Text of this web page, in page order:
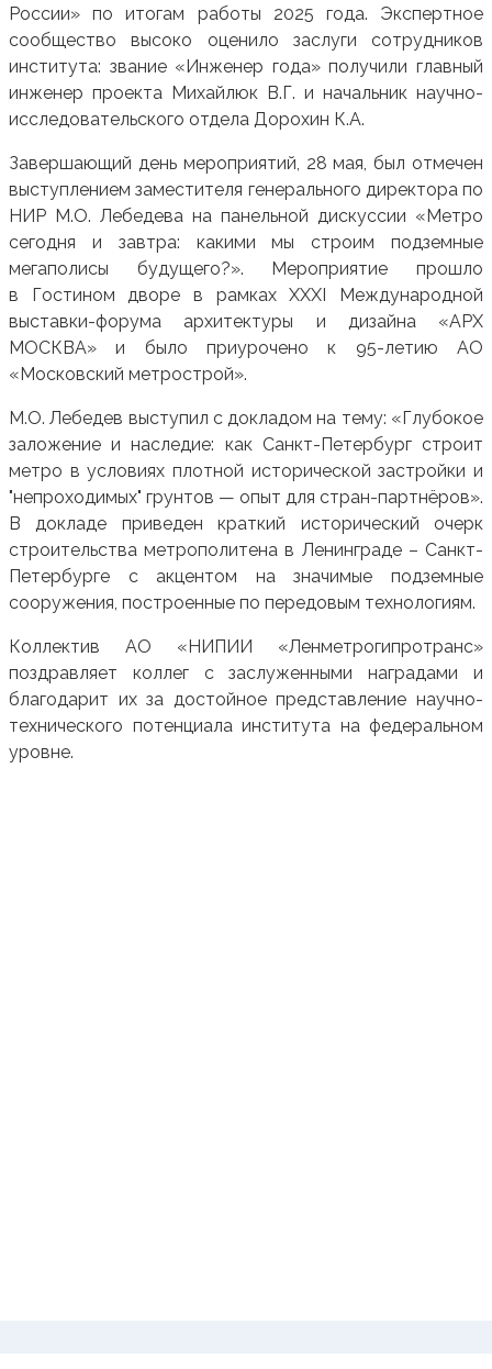
России» по итогам работы 2025 года. Экспертное
сообщество высоко оценило заслуги сотрудников
института: звание «Инженер года» получили главный
инженер проекта Михайлюк В.Г. и начальник научно-
исследовательского отдела Дорохин К.А.
Завершающий день мероприятий, 28 мая, был отмечен
выступлением заместителя генерального директора по
НИР М.О. Лебедева на панельной дискуссии «Метро
сегодня и завтра: какими мы строим подземные
мегаполисы будущего?». Мероприятие прошло
в Гостином дворе в рамках XXXI Международной
выставки-форума архитектуры и дизайна «АРХ
МОСКВА» и было приурочено к 95-летию АО
«Московский метрострой».
М.О. Лебедев выступил с докладом на тему: «Глубокое
заложение и наследие: как Санкт-Петербург строит
метро в условиях плотной исторической застройки и
"непроходимых" грунтов — опыт для стран-партнёров».
В докладе приведен краткий исторический очерк
строительства метрополитена в Ленинграде – Санкт-
Петербурге с акцентом на значимые подземные
сооружения, построенные по передовым технологиям.
Коллектив АО «НИПИИ «Ленметрогипротранс»
поздравляет коллег с заслуженными наградами и
благодарит их за достойное представление научно-
технического потенциала института на федеральном
уровне.